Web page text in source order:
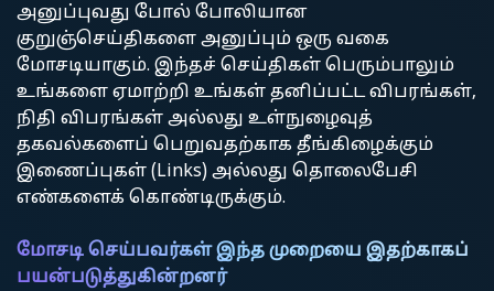
அனுப்புவது போல் போலியான
குறுஞ்செய்திகளை அனுப்பும் ஒரு வகை
மோசடியாகும். இந்தச் செய்திகள் பெரும்பாலும்
உங்களை ஏமாற்றி உங்கள் தனிப்பட்ட விபரங்கள்,
நிதி விபரங்கள் அல்லது உள்நுழைவுத்
தகவல்களைப் பெறுவதற்காக தீங்கிழைக்கும்
இணைப்புகள் (Links) அல்லது தொலைபேசி
எண்களைக் கொண்டிருக்கும்.
மோசடி செய்பவர்கள் இந்த முறையை இதற்காகப்
பயன்படுத்துகின்றனர்